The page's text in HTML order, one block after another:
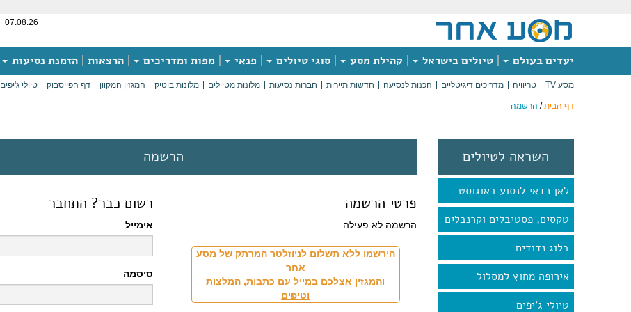
07.08.26
יעדים בעולם טיולים בישראל קהילת מסע סוגי טיולים פנאי מפות ומדריכים הרצאות הזמנת נסיעות
מסע TV טריוויה מדריכים דיגיטליים הכנות לנסיעה חדשות תיירות חברות נסיעות מלונות מטיילים מלונות בוטיק המגזין המקוון דף הפייסבוק טיולי ג'יפים
דף הבית/ הרשמה
השראה לטיולים
לאן כדאי לנסוע באוגוסט
טקסים, פסטיבלים וקרנבלים
בלוג נדודים
אירופה מחוץ למסלול
טיולי ג'יפים
הרשמה
פרטי הרשמה
הרשמה לא פעילה
הירשמו ללא תשלום לניוזלטר המרתק של מסע
אחר
והמגזין אצלכם במייל עם כתבות, המלצות
וטיפים
רשום כבר? התחבר
אימייל
סיסמה